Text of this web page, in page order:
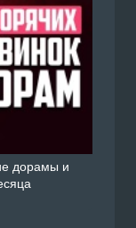
дорамы и